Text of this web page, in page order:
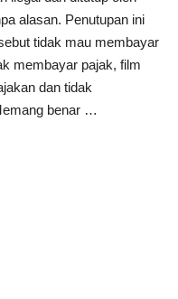
alasan. Penutupan ini
tidak mau membayar
membayar pajak, film
dan tidak
benar …